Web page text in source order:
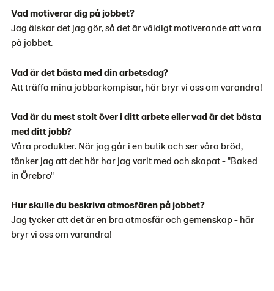
Vad motiverar dig på jobbet?
Jag älskar det jag gör, så det är väldigt motiverande att vara
på jobbet.
Vad är det bästa med din arbetsdag?
Att träffa mina jobbarkompisar, här bryr vi oss om varandra!
Vad är du mest stolt över i ditt arbete eller vad är det bästa
med ditt jobb?
Våra produkter. När jag går i en butik och ser våra bröd,
tänker jag att det här har jag varit med och skapat - "Baked
in Örebro"
Hur skulle du beskriva atmosfären på jobbet?
Jag tycker att det är en bra atmosfär och gemenskap - här
bryr vi oss om varandra!